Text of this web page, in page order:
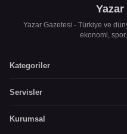
Yazar
Yazar Gazetesi - Türkiye ve
ekonomi,
Kategoriler
Servisler
Kurumsal